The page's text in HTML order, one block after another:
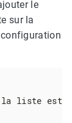
le
sur la
configuration
liste est